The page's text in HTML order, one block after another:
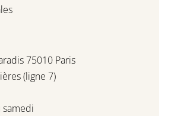
75010 Paris
(ligne 7)